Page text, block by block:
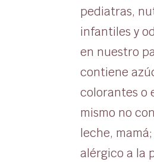
pediatras,
infantiles y
en nuestro
contiene
colorantes o
mismo no
leche,
alérgico a la